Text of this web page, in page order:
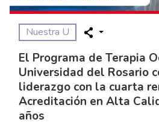
Nuestra U
El Programa de Terapia
Universidad del Rosario
liderazgo con la cuarta
Acreditación en Alta
años